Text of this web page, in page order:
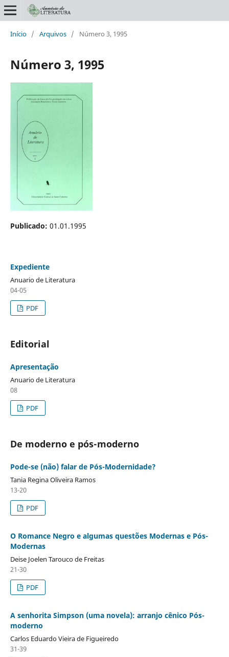
Início / Arquivos / Número 3, 1995
Número 3, 1995
Publicado: 01.01.1995
Expediente
Anuario de Literatura
04-05
PDF
Editorial
Apresentação
Anuario de Literatura
08
PDF
De moderno e pós-moderno
Pode-se (não) falar de Pós-Modernidade?
Tania Regina Oliveira Ramos
13-20
PDF
O Romance Negro e algumas questões Modernas e Pós-
Modernas
Deise Joelen Tarouco de Freitas
21-30
PDF
A senhorita Simpson (uma novela): arranjo cênico Pós-
moderno
Carlos Eduardo Vieira de Figueiredo
31-39